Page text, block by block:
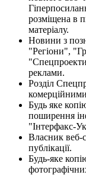
розміщена в
матеріалу.
Новини з
"Регіони",
реклами.
Розділ
Будь яке
поширення
"Інтерфакс-
Власник веб-
публікації.
Будь-яке